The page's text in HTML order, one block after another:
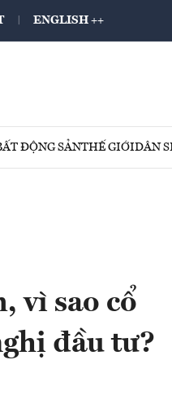
ENGLISH ++
ĐỘNG SẢNTHẾ GIỚIDÂN
vì sao cổ
đầu tư?